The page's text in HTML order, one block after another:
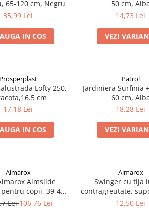
65-120 cm, Negru
35,99 Lei
IN COS
50 cm, Alba
14,73 Lei
VEZI
Prosperplast
Lofty 250,
cm
17,18 Lei
IN COS
Patrol
Jardiniera Surfinia
60 cm, Alba
18,28 Lei
VEZI
Almarox
Almslide
copii, 39-42,
Roz
Lei106,76 Lei
Almarox
Swinger cu tija
contragreutate,
12,50 Lei